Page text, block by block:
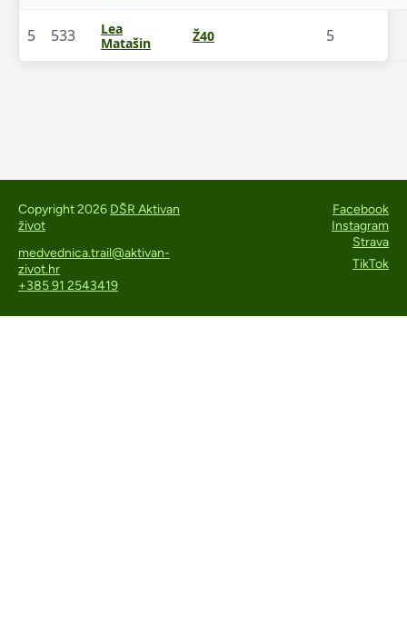
5 533
Lea
Matašin
Ž40 5
Copyright 2026 DŠR Aktivan
život
medvednica.trail@aktivan-
zivot.hr
+385 91 2543419
Facebook
Instagram
Strava
TikTok